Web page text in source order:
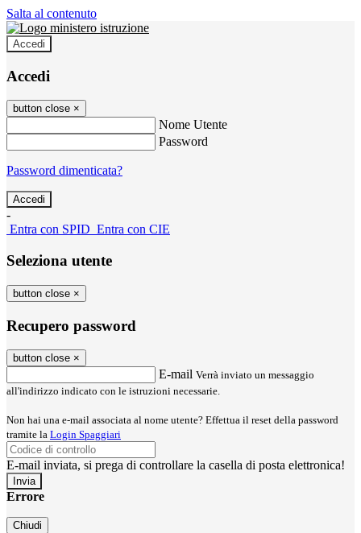
Salta al contenuto
Accedi
Accedi
button close ×
Nome Utente
Password
Password dimenticata?
-
Entra con SPID Entra con CIE
Seleziona utente
button close ×
Recupero password
button close ×
E-mail Verrà inviato un messaggio
all'indirizzo indicato con le istruzioni necessarie.
Non hai una e-mail associata al nome utente? Effettua il reset della password
tramite la Login Spaggiari
E-mail inviata, si prega di controllare la casella di posta elettronica!
Errore
Chiudi